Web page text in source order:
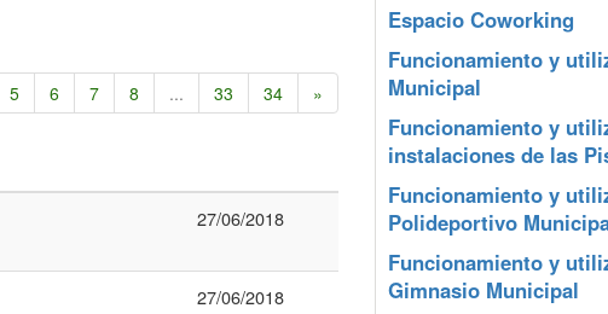
5 6 7 8 ... 33 34 »
27/06/2018
27/06/2018
Espacio Coworking
Funcionamiento y
Municipal
Funcionamiento y
instalaciones de las
Funcionamiento y
Polideportivo
Funcionamiento y
Gimnasio Municipal